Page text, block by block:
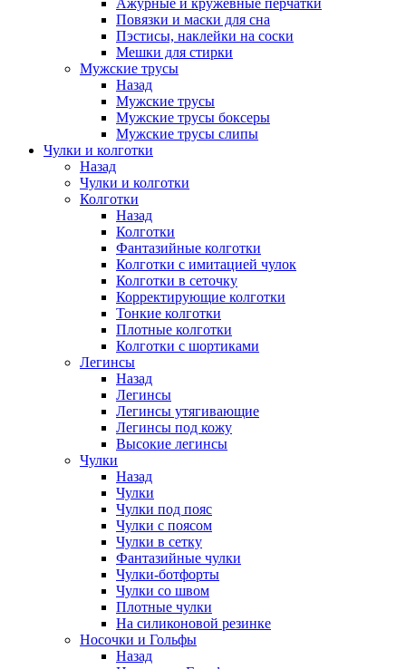
Ажурные и кружевные перчатки
Повязки и маски для сна
Пэстисы, наклейки на соски
Мешки для стирки
Мужские трусы
Назад
Мужские трусы
Мужские трусы боксеры
Мужские трусы слипы
Чулки и колготки
Назад
Чулки и колготки
Колготки
Назад
Колготки
Фантазийные колготки
Колготки с имитацией чулок
Колготки в сеточку
Корректирующие колготки
Тонкие колготки
Плотные колготки
Колготки с шортиками
Легинсы
Назад
Легинсы
Легинсы утягивающие
Легинсы под кожу
Высокие легинсы
Чулки
Назад
Чулки
Чулки под пояс
Чулки с поясом
Чулки в сетку
Фантазийные чулки
Чулки-ботфорты
Чулки со швом
Плотные чулки
На силиконовой резинке
Носочки и Гольфы
Назад